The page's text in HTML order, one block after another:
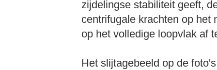
zijdelingse stabiliteit geeft,
centrifugale krachten op het
op het volledige loopvlak af
Het slijtagebeeld op de